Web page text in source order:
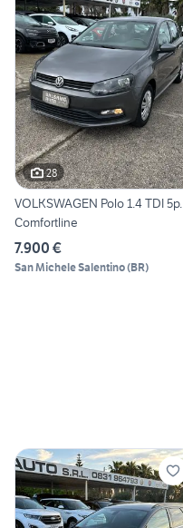
28
VOLKSWAGEN Polo 1.4 TDI 5p.
Comfortline
7.900 €
San Michele Salentino(BR)